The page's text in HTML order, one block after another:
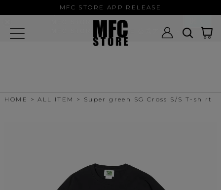
MFC STORE APP RELEASE
HOME ALL ITEM Super green SG Cross S/S T-shirt
MFC STORE
MFC STORE/EXAMPLE 公式アプリ -
Google Play